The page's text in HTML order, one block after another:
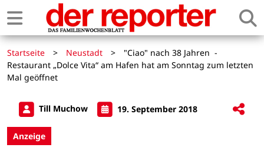
Startseite > Neustadt >
"Ciao" nach 38 Jahren -
Restaurant „Dolce Vita“ am Hafen hat am Sonntag zum letzten
Mal geöffnet
Till Muchow 19. September 2018
Anzeige